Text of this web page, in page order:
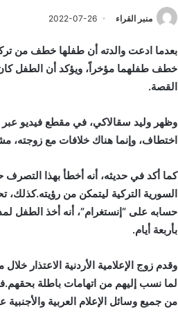
منبر القراء 2022-07-26
خطف طفلهما مؤخراً، ويؤكد أن الطفل
القصة.
وظهر وليد سقالاكي، في مقطع فيديو عبر
اختطاف، وإنما هناك خلافات مع زوجته، مشيراً إلى
كما أكد في حديثه، أنه أخطأ بهذا
السورية التركية ليتمكن من رؤيته.كذلك،
بأربعة أيام.
وقدم زوج الإعلامية الأردنية
لما نسب إليهم من اتهامات باطلة
من جميع وسائل الإعلام العربية